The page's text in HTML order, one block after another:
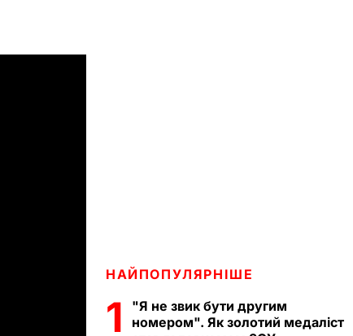
НАЙПОПУЛЯРНІШЕ
1
"Я не звик бути другим
номером". Як золотий медаліст